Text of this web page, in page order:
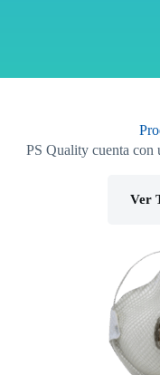
PS Quality cuenta con
Ver